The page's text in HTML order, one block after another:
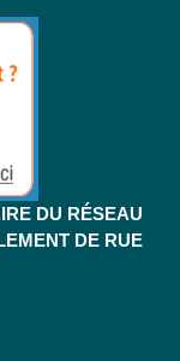
DU RÉSEAU
DE RUE